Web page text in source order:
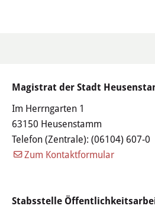
Magistrat der Stadt
Im Herrngarten 1
63150 Heusenstamm
Telefon (Zentrale): (06104) 607-0
Zum Kontaktformular
Stabsstelle
Gewerbe an-, um- & abmelden
Gewerbevereine &
Werbegemeinschaften
Märkte